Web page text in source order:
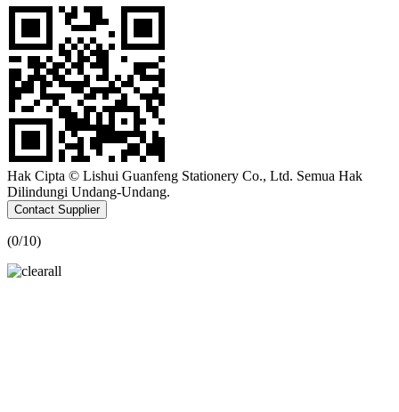
Hak Cipta © Lishui Guanfeng Stationery Co., Ltd. Semua Hak
Dilindungi Undang-Undang.
Contact Supplier
(0/10)